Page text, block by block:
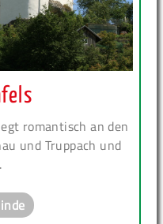
romantisch an den
und Truppach und